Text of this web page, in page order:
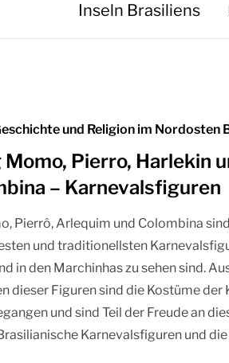
Inseln Brasiliens
und Religion im Nordosten
Momo, Pierro, Harlekin
– Karnevalsfiguren
Pierrô, Arlequim und Colombina
und traditionellsten
in den Marchinhas zu sehen sind.
dieser Figuren sind die Kostüme der
und sind Teil der Freude an
Karnevalsfiguren und